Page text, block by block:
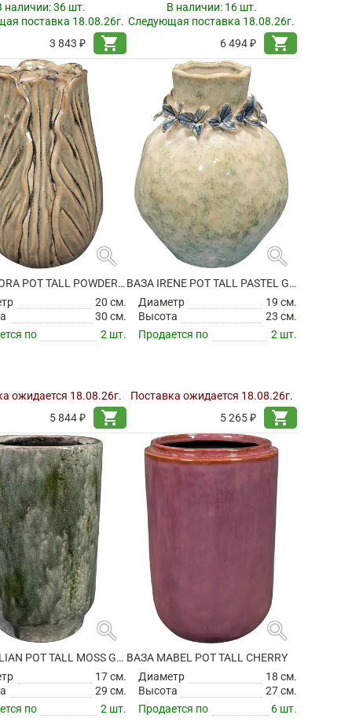
наличии:36 шт.
поставка 18.08.26г.
3 843 ₽
shopping_cart
В наличии: 16 шт.
Следующая поставка 18.08.26г.
6 494 ₽
shopping_cart
search
ВАЗА FLORA POT TALL POWDER TAUPE
20 см.
30 см.
по
2 шт.
ожидается 18.08.26г.
5 844 ₽
shopping_cart
search
ВАЗА IRENE POT TALL PASTEL GREEN
Диаметр
19 см.
Высота
23 см.
Продается по
2 шт.
Поставка ожидается 18.08.26г.
5 265 ₽
shopping_cart
search
ВАЗА JULIAN POT TALL MOSS GREEN
17 см.
29 см.
по
2 шт.
search
ВАЗА MABEL POT TALL CHERRY
Диаметр
18 см.
Высота
27 см.
Продается по
6 шт.